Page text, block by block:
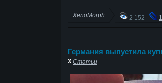
XenoMorph 2 152 1
Германия выпустила
Статьи